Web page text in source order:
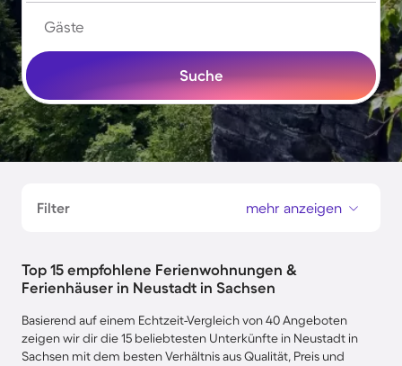
Gäste
Suche
Filter mehr anzeigen
Top 15 empfohlene Ferienwohnungen &
Ferienhäuser in Neustadt in Sachsen
Basierend auf einem Echtzeit-Vergleich von 40 Angeboten
zeigen wir dir die 15 beliebtesten Unterkünfte in Neustadt in
Sachsen mit dem besten Verhältnis aus Qualität, Preis und